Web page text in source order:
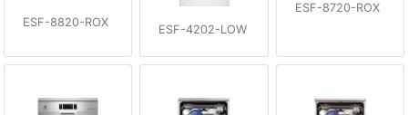
ESF-8820-ROX
ESF-4202-LOW
ESF-8720-ROX